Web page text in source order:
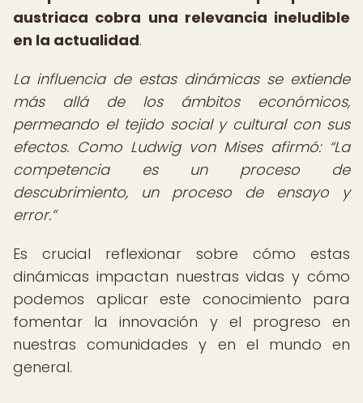
austriaca cobra una relevancia ineludible
en la actualidad.
La influencia de estas dinámicas se extiende
más allá de los ámbitos económicos,
permeando el tejido social y cultural con sus
efectos. Como Ludwig von Mises afirmó: La
competencia es un proceso de
descubrimiento, un proceso de ensayo y
error.
Es crucial reflexionar sobre cómo estas
dinámicas impactan nuestras vidas y cómo
podemos aplicar este conocimiento para
fomentar la innovación y el progreso en
nuestras comunidades y en el mundo en
general.